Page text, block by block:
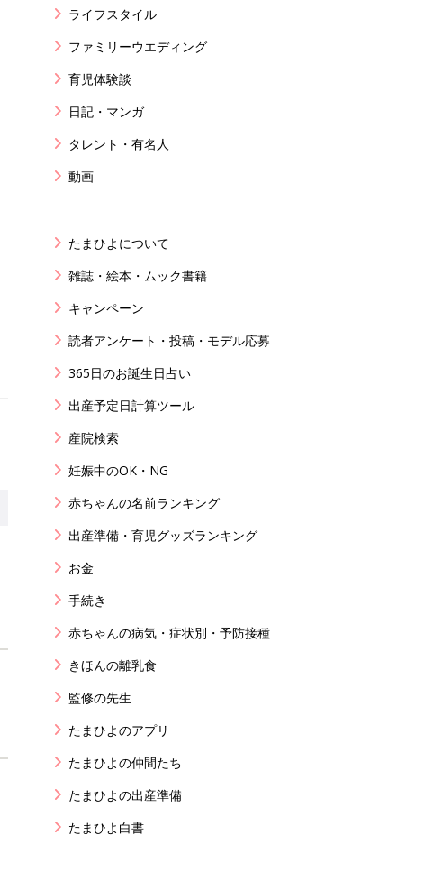
ライフスタイル
ファミリーウエディング
育児体験談
日記・マンガ
タレント・有名人
動画
たまひよについて
雑誌・絵本・ムック書籍
キャンペーン
読者アンケート・投稿・モデル応募
365日のお誕生日占い
出産予定日計算ツール
産院検索
妊娠中のOK・NG
赤ちゃんの名前ランキング
出産準備・育児グッズランキング
お金
手続き
赤ちゃんの病気・症状別・予防接種
きほんの離乳食
監修の先生
たまひよのアプリ
たまひよの仲間たち
たまひよの出産準備
たまひよ白書